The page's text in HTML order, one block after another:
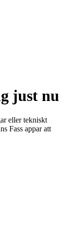
just nu
eller tekniskt
Fass appar att